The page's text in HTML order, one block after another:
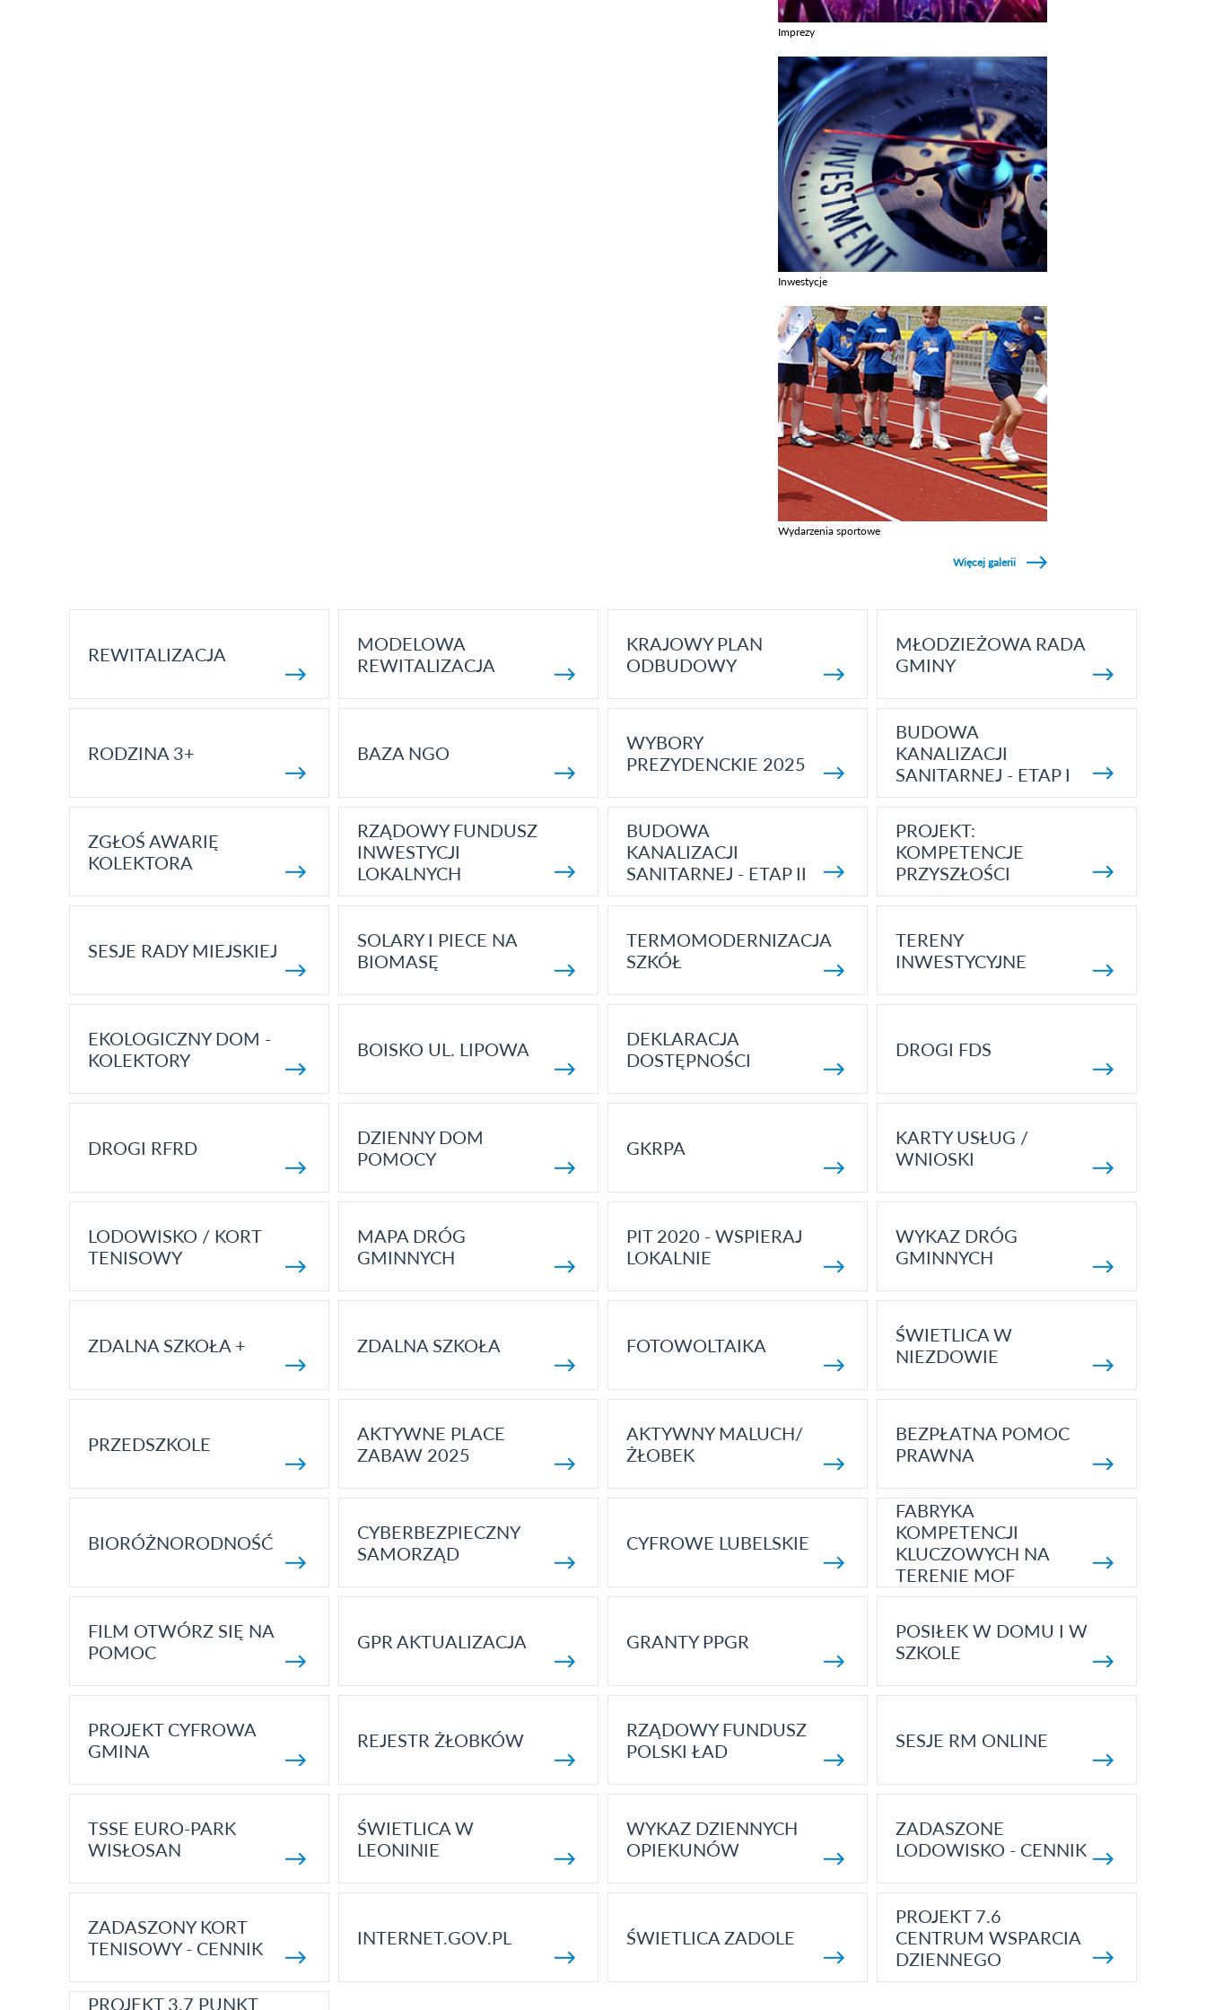
Imprezy
Inwestycje
Wydarzenia sportowe
Więcej galerii
REWITALIZACJA
MODELOWA
REWITALIZACJA
KRAJOWY PLAN
ODBUDOWY
MŁODZIEŻOWA RADA
GMINY
RODZINA 3+ BAZA NGO
WYBORY
PREZYDENCKIE 2025
BUDOWA
KANALIZACJI
SANITARNEJ - ETAP I
ZGŁOŚ AWARIĘ
KOLEKTORA
RZĄDOWY FUNDUSZ
INWESTYCJI
LOKALNYCH
BUDOWA
KANALIZACJI
SANITARNEJ - ETAP II
PROJEKT:
KOMPETENCJE
PRZYSZŁOŚCI
SESJE RADY MIEJSKIEJ
SOLARY I PIECE NA
BIOMASĘ
TERMOMODERNIZACJA
SZKÓŁ
TERENY
INWESTYCYJNE
EKOLOGICZNY DOM -
KOLEKTORY
BOISKO UL. LIPOWA
DEKLARACJA
DOSTĘPNOŚCI
DROGI FDS
DROGI RFRD
DZIENNY DOM
POMOCY
GKRPA
KARTY USŁUG /
WNIOSKI
LODOWISKO / KORT
TENISOWY
MAPA DRÓG
GMINNYCH
PIT 2020 - WSPIERAJ
LOKALNIE
WYKAZ DRÓG
GMINNYCH
ZDALNA SZKOŁA + ZDALNA SZKOŁA FOTOWOLTAIKA
ŚWIETLICA W
NIEZDOWIE
PRZEDSZKOLE
AKTYWNE PLACE
ZABAW 2025
AKTYWNY MALUCH/
ŻŁOBEK
BEZPŁATNA POMOC
PRAWNA
BIORÓŻNORODNOŚĆ
CYBERBEZPIECZNY
SAMORZĄD
CYFROWE LUBELSKIE
FABRYKA
KOMPETENCJI
KLUCZOWYCH NA
TERENIE MOF
FILM OTWÓRZ SIĘ NA
POMOC
GPR AKTUALIZACJA GRANTY PPGR
POSIŁEK W DOMU I W
SZKOLE
PROJEKT CYFROWA
GMINA
REJESTR ŻŁOBKÓW
RZĄDOWY FUNDUSZ
POLSKI ŁAD
SESJE RM ONLINE
TSSE EURO-PARK
WISŁOSAN
ŚWIETLICA W
LEONINIE
WYKAZ DZIENNYCH
OPIEKUNÓW
ZADASZONE
LODOWISKO - CENNIK
ZADASZONY KORT
TENISOWY - CENNIK
INTERNET.GOV.PL ŚWIETLICA ZADOLE
PROJEKT 7.6
CENTRUM WSPARCIA
DZIENNEGO
PROJEKT 3.7 PUNKT